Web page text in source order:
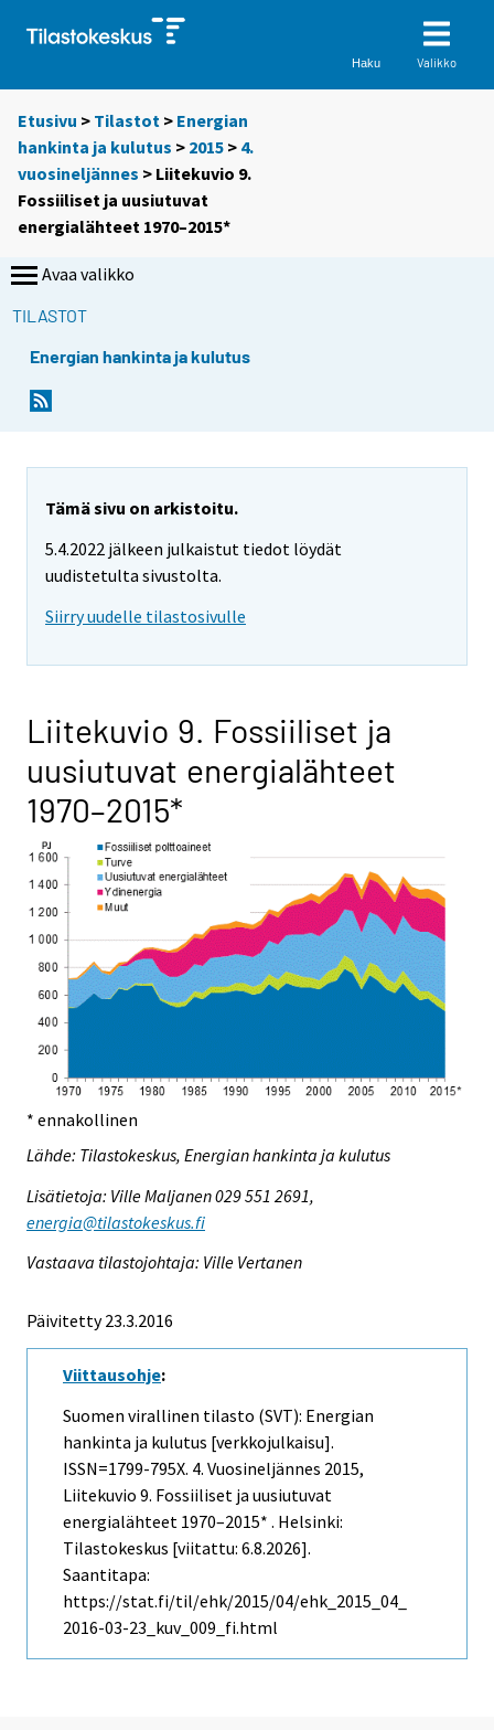
Haku Valikko
Etusivu > Tilastot > Energian
hankinta ja kulutus > 2015 > 4.
vuosineljännes > Liitekuvio 9.
Fossiiliset ja uusiutuvat
energialähteet 1970–2015*
Avaa valikko
TILASTOT
Energian hankinta ja kulutus
Tämä sivu on arkistoitu.
5.4.2022 jälkeen julkaistut tiedot löydät
uudistetulta sivustolta.
Siirry uudelle tilastosivulle
Liitekuvio 9. Fossiiliset ja
uusiutuvat energialähteet
1970–2015*
* ennakollinen
Lähde: Tilastokeskus, Energian hankinta ja kulutus
Lisätietoja: Ville Maljanen 029 551 2691,
energia@tilastokeskus.fi
Vastaava tilastojohtaja: Ville Vertanen
Päivitetty 23.3.2016
Viittausohje:
Suomen virallinen tilasto (SVT): Energian
hankinta ja kulutus [verkkojulkaisu].
ISSN=1799-795X. 4. Vuosineljännes 2015,
Liitekuvio 9. Fossiiliset ja uusiutuvat
energialähteet 1970–2015* . Helsinki:
Tilastokeskus [viitattu: 6.8.2026].
Saantitapa:
https://stat.fi/til/ehk/2015/04/ehk_2015_04_
2016-03-23_kuv_009_fi.html